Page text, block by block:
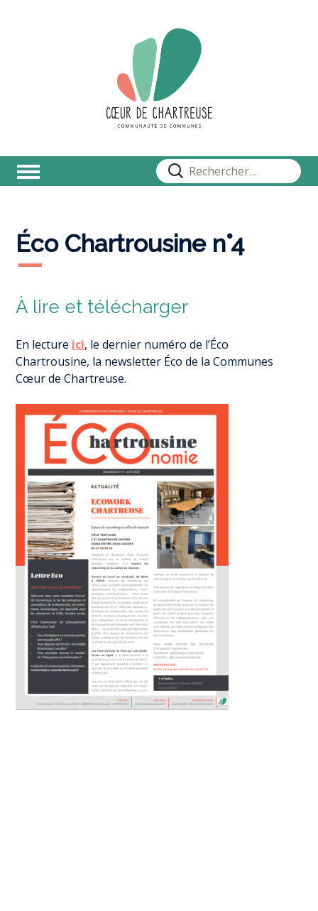
Rechercher :
Éco Chartrousine n°4
À lire et télécharger
En lecture ici, le dernier numéro de l’Éco
Chartrousine, la newsletter Éco de la Communes
Cœur de Chartreuse.